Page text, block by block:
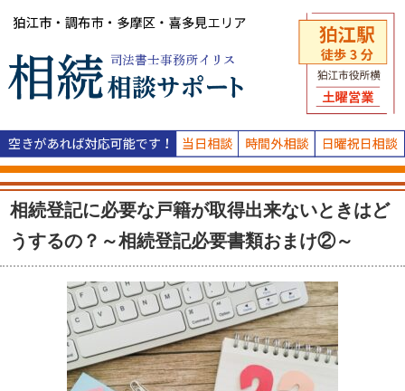
相続登記に必要な戸籍が取得出来ないときはど
うするの？～相続登記必要書類おまけ②～